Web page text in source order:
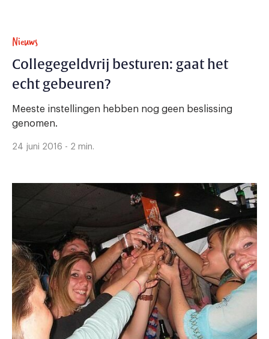
Nieuws
Collegegeldvrij besturen: gaat het
echt gebeuren?
Meeste instellingen hebben nog geen beslissing
genomen.
24 juni 2016 - 2 min.